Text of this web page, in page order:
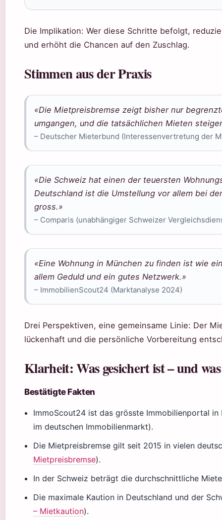
Die Implikation: Wer diese Schritte befolgt,
und erhöht die Chancen auf den Zuschlag.
Stimmen aus der Praxis
«Die Mietpreisbremse zeigt bisher nur
umgangen, und die tatsächlichen Mieten
– Deutscher Mieterbund (Interessenvertretung der
«Die Schweiz hat einen der teuersten
Deutschland ist die Umstellung vor allem bei
gross.»
– Comparis (unabhängiger Schweizer
«Eine Wohnung in München zu finden ist wie
allem Geduld und ein gutes Netzwerk.»
– ImmobilienScout24 (Marktanalyse 2024)
Drei Perspektiven, eine gemeinsame Linie: Der
lückenhaft und die persönliche Vorbereitung
Klarheit: Was gesichert ist – und
Bestätigte Fakten
ImmoScout24 ist das grösste Immobilienportal
im deutschen Immobilienmarkt).
Die Mietpreisbremse gilt seit 2015 in vielen
Mietpreisbremse).
In der Schweiz beträgt die durchschnittliche
Die maximale Kaution in Deutschland und der
– Mietkaution).